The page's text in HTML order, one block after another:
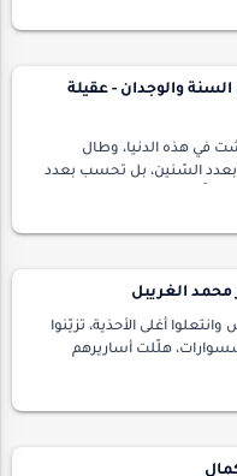
خلف إبتسامة
حر…
والوجدان - عقيلة
في هذه الدنيا، وطال
السّنين، بل تحسب بعدد
حياة مضاعفة، إذا
محمد الغريبل
وانتعلوا أغلى الأحذية، تزيّنوا
هلّلت أساريرهم
في جانب من القاعة الفس…